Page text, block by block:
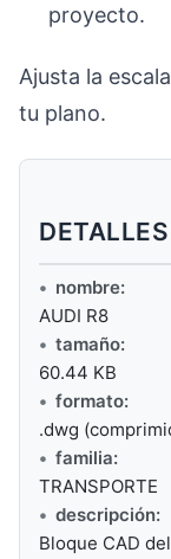
proyecto.
Ajusta la
tu plano.
nombre:
AUDI R8
tamaño:
60.44 KB
formato:
.dwg
familia:
TRANSPORTE
descripción:
Bloque CAD